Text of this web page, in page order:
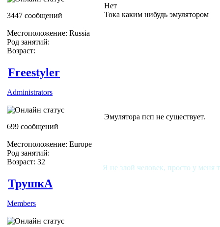
3447 сообщений
Местоположение: Russia
Род занятий:
Возраст:
Нет
Тока каким нибудь эмулятором
Freestyler
Administrators
699 сообщений
Местоположение: Europe
Род занятий:
Возраст: 32
Эмулятора псп не существует.
Я не злой человек, просто у меня
ТрушкА
Members